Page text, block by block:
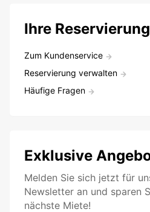
Ihre
Zum Kundenservice
Reservierung verwalten
Häufige Fragen
Exklusive
Melden Sie sich jetzt für
Newsletter an und sparen
nächste Miete!